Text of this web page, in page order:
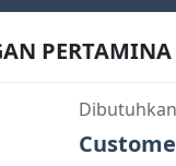
PERTAMINA
Dibutuhkan